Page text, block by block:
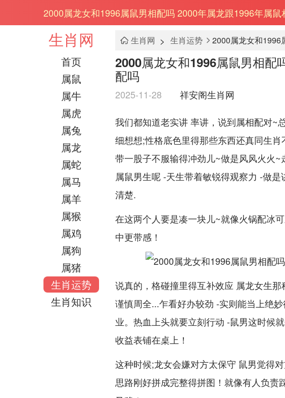
2000属龙女和1996属鼠男相配吗 2000年属龙跟1996年属鼠
生肖网
首页
属鼠
属牛
属虎
属兔
属龙
属蛇
属马
属羊
属猴
属鸡
属狗
属猪
生肖运势
生肖知识
生肖网 > 生肖运势
2000属龙女和1996属鼠男相配
配吗
2025-11-28 祥安阁生肖网
我们都知道老实讲 率讲，说到属相配对~
细想想;性格底色里得那些东西还真同生
带一股子不服输得冲劲儿~做是风风火火
属鼠男生呢 -天生带着敏锐得观察力 -做
清楚.
在这两个人要是凑一块儿~就像火锅配冰
中更带感！
说真的，格碰撞里得互补效应 属龙女生
谨慎周全...乍看好办较劲 -实则能当上绝
业。热血上头就要立刻行动 -鼠男这时候
收益表铺在桌上！
这种时候;龙女会嫌对方太保守 鼠男觉得
思路刚好拼成完整得拼图！就像有人负